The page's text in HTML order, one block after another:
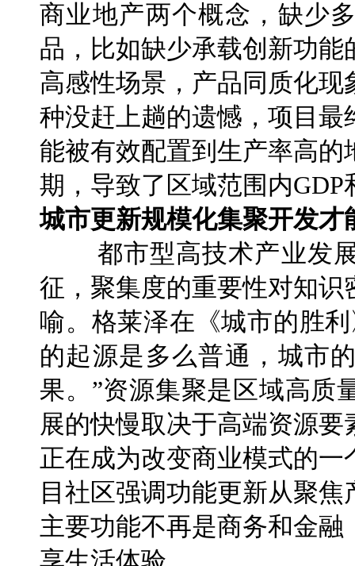
商业地产两个概念，缺少
品，比如缺少承载创新功
高感性场景，产品同质化
种没赶上趟的遗憾，项目
能被有效配置到生产率高
期，导致了区域范围内
城市更新规模化集聚开发才
都市型高技术产业发
征，聚集度的重要性对知
喻。格莱泽在《城市的胜
的起源是多么普通，城市
果。”资源集聚是区域高质
展的快慢取决于高端资源
正在成为改变商业模式的
目社区强调功能更新从聚
主要功能不再是商务和金